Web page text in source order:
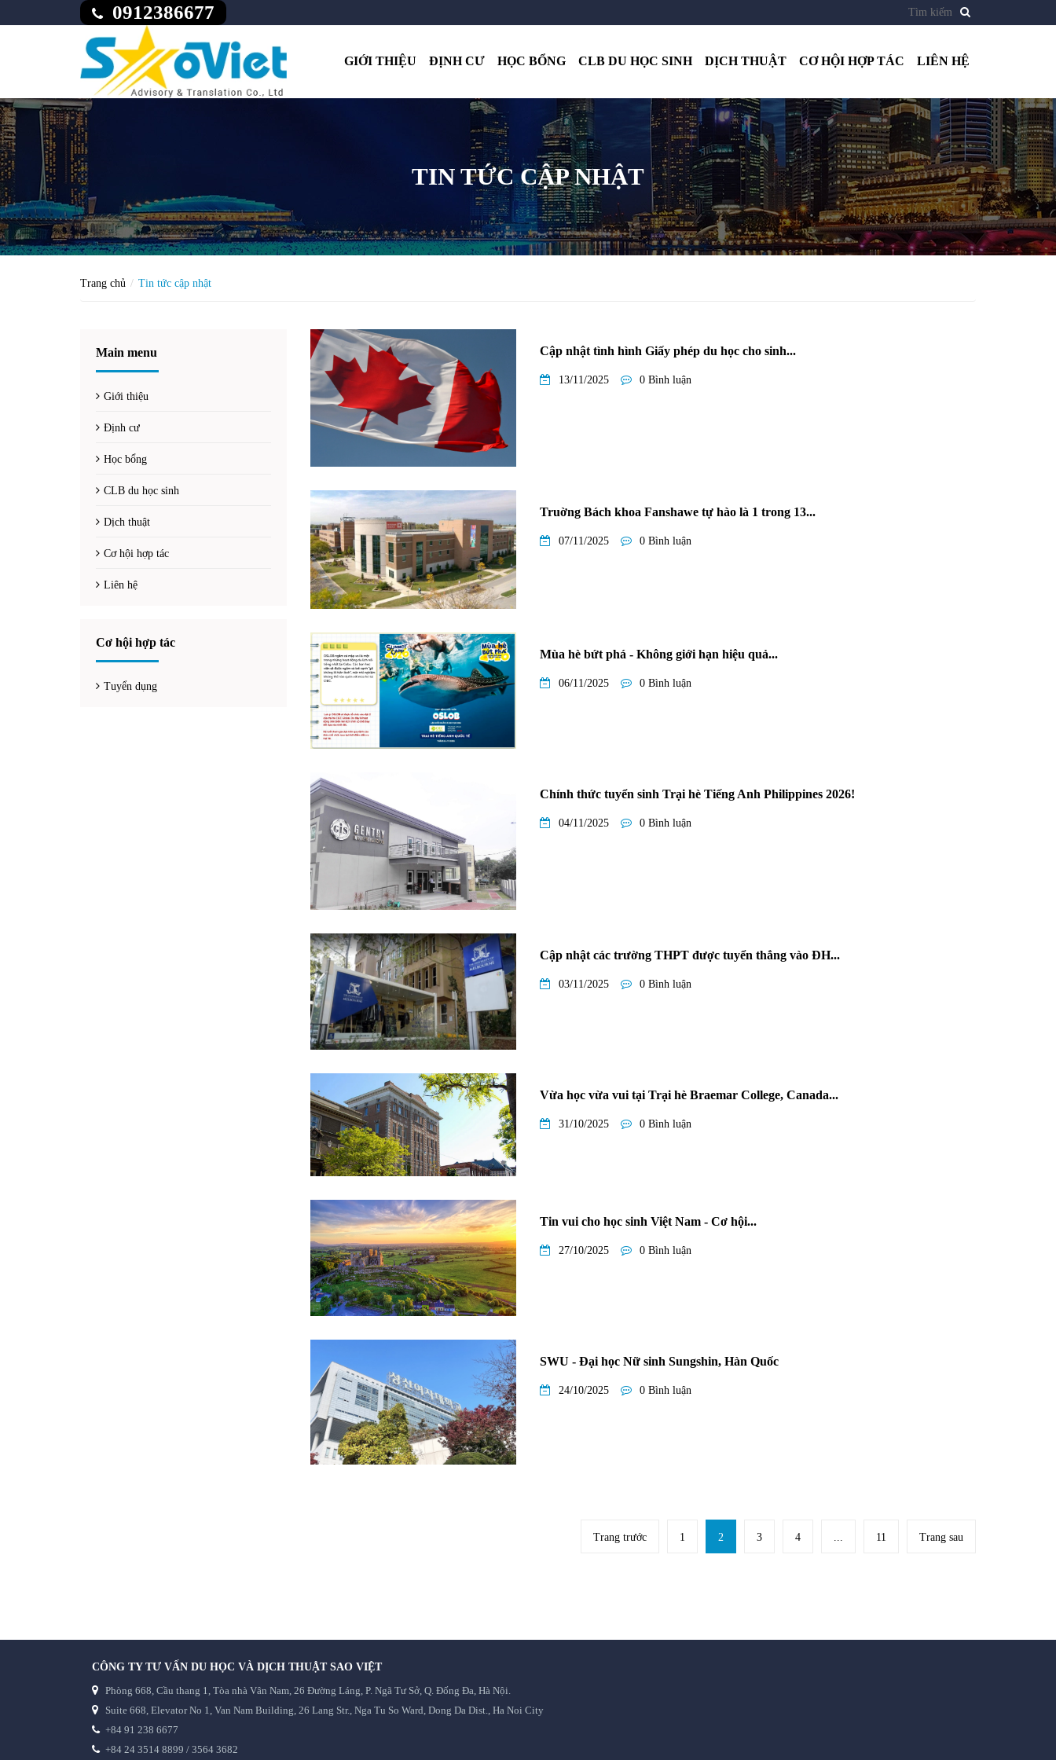
0912386677
GIỚI THIỆU ĐỊNH CƯ HỌC BỔNG CLB DU HỌC SINH DỊCH THUẬT CƠ HỘI HỢP TÁC LIÊN HỆ
TIN TỨC CẬP NHẬT
Trang chủ Tin tức cập nhật
Main menu
Giới thiệu
Định cư
Học bổng
CLB du học sinh
Dịch thuật
Cơ hội hợp tác
Liên hệ
Cơ hội hợp tác
Tuyển dụng
Cập nhật tình hình Giấy phép du học cho sinh...
13/11/2025 0 Bình luận
Truờng Bách khoa Fanshawe tự hào là 1 trong 13...
07/11/2025 0 Bình luận
Mùa hè bứt phá - Không giới hạn hiệu quả...
06/11/2025 0 Bình luận
Chính thức tuyển sinh Trại hè Tiếng Anh Philippines 2026!
04/11/2025 0 Bình luận
Cập nhật các trường THPT được tuyển thẳng vào ĐH...
03/11/2025 0 Bình luận
Vừa học vừa vui tại Trại hè Braemar College, Canada...
31/10/2025 0 Bình luận
Tin vui cho học sinh Việt Nam - Cơ hội...
27/10/2025 0 Bình luận
SWU - Đại học Nữ sinh Sungshin, Hàn Quốc
24/10/2025 0 Bình luận
Trang trước 1 2 3 4 11 Trang sau
CÔNG TY TƯ VẤN DU HỌC VÀ DỊCH THUẬT SAO VIỆT
Phòng 668, Cầu thang 1, Tòa nhà Vân Nam, 26 Đường Láng, P. Ngã Tư Sở, Q. Đống Đa, Hà Nội.
Suite 668, Elevator No 1, Van Nam Building, 26 Lang Str., Nga Tu So Ward, Dong Da Dist., Ha Noi City
+84 91 238 6677
+84 24 3514 8899 / 3564 3682